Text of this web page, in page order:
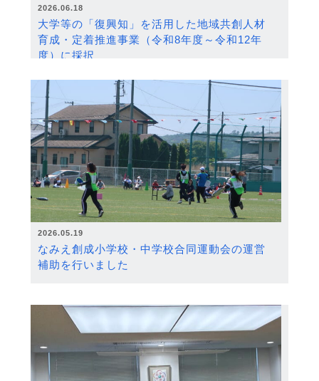
2026.06.18
大学等の「復興知」を活用した地域共創人材
育成・定着推進事業（令和8年度～令和12年
度）に採択
2026.05.19
なみえ創成小学校・中学校合同運動会の運営
補助を行いました